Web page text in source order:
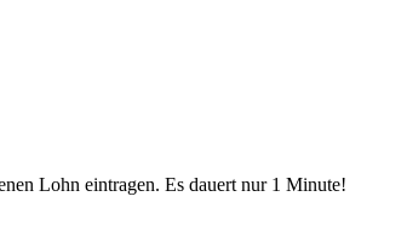
Lohn eintragen. Es dauert nur 1 Minute!